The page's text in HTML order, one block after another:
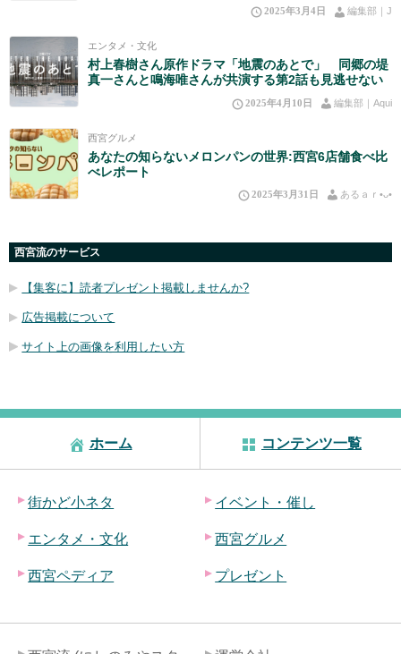
2025年3月4日 編集部｜J
エンタメ・文化
村上春樹さん原作ドラマ「地震のあとで」 同郷の堤
真一さんと鳴海唯さんが共演する第2話も見逃せない
2025年4月10日 編集部｜Aqui
西宮グルメ
あなたの知らないメロンパンの世界:西宮6店舗食べ比
べレポート
2025年3月31日 あるａｒ•⁠ᴗ⁠•⁠
西宮流のサービス
【集客に】読者プレゼント掲載しませんか?
広告掲載について
サイト上の画像を利用したい方
ホーム コンテンツ一覧
街かど小ネタ イベント・催し
エンタメ・文化 西宮グルメ
西宮ペディア プレゼント